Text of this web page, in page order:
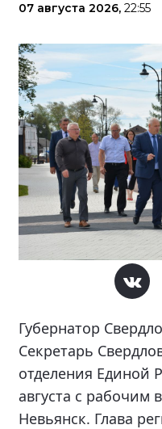
07 августа 2026, 22:55
Губернатор
Секретарь
отделения Единой
августа с рабочим
Невьянск. Глава